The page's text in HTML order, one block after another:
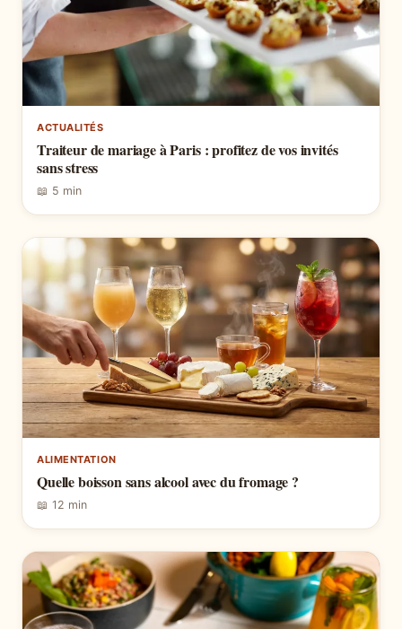
ACTUALITÉS
Traiteur de mariage à Paris : profitez de vos invités
sans stress
📖 5 min
ALIMENTATION
Quelle boisson sans alcool avec du fromage ?
📖 12 min